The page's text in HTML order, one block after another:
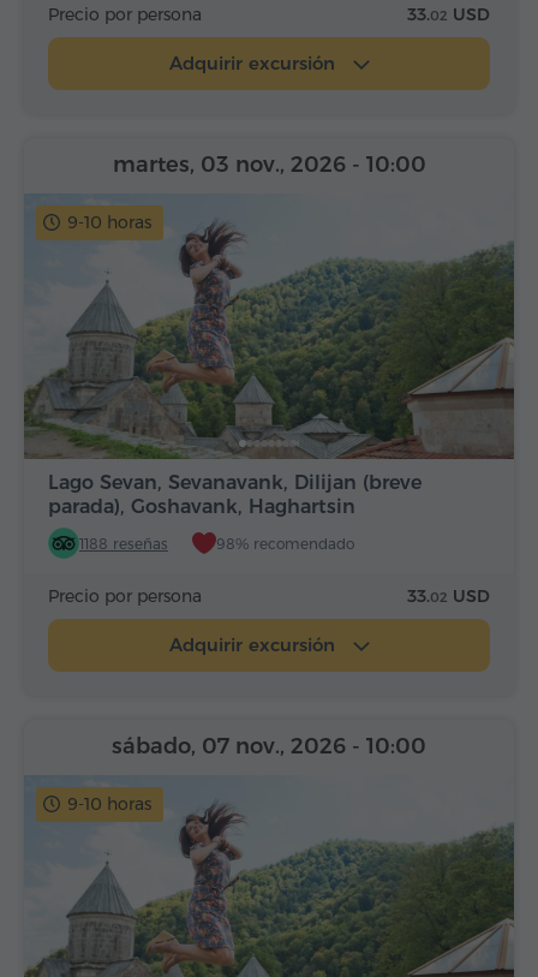
Precio por persona 33.02 USD
Adquirir excursión
9-10 horas
Lago Sevan, Sevanavank, Dilijan (breve
parada), Goshavank, Haghartsin
1188 reseñas 98% recomendado
martes, 03 nov., 2026 - 10:00
Precio por persona 33.02 USD
Adquirir excursión
9-10 horas
sábado, 07 nov., 2026 - 10:00